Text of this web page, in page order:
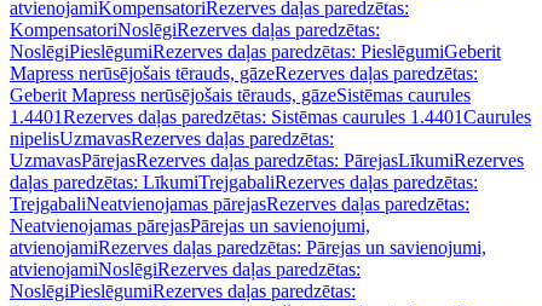
atvienojamiKompensatoriRezerves daļas paredzētas:
KompensatoriNoslēgiRezerves daļas paredzētas:
NoslēgiPieslēgumiRezerves daļas paredzētas: PieslēgumiGeberit
Mapress nerūsējošais tērauds, gāzeRezerves daļas paredzētas:
Geberit Mapress nerūsējošais tērauds, gāzeSistēmas caurules
1.4401Rezerves daļas paredzētas: Sistēmas caurules 1.4401Caurules
nipelisUzmavasRezerves daļas paredzētas:
UzmavasPārejasRezerves daļas paredzētas: PārejasLīkumiRezerves
daļas paredzētas: LīkumiTrejgabaliRezerves daļas paredzētas:
TrejgabaliNeatvienojamas pārejasRezerves daļas paredzētas:
Neatvienojamas pārejasPārejas un savienojumi,
atvienojamiRezerves daļas paredzētas: Pārejas un savienojumi,
atvienojamiNoslēgiRezerves daļas paredzētas:
NoslēgiPieslēgumiRezerves daļas paredzētas: